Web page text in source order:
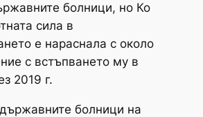
болници, но Ко
сила в
е нараснала с около
с встъпването му в
2019 г.
болници на